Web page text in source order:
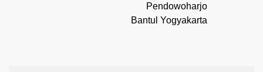
Pendowoharjo
Bantul Yogyakarta